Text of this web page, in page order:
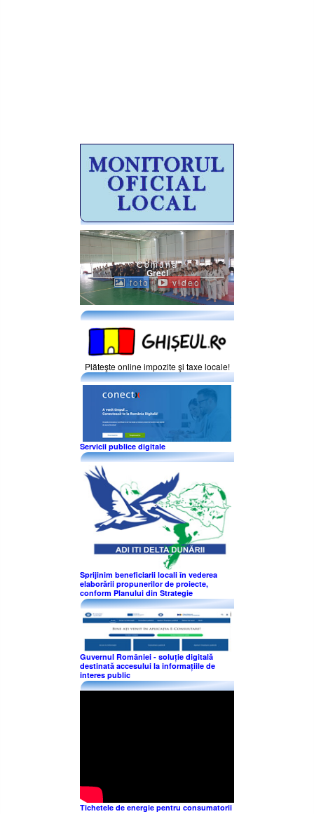
Comuna
Greci
foto video
Plăteşte online impozite şi taxe locale!
Servicii publice digitale
Sprijinim beneficiarii locali în vederea
elaborării propunerilor de proiecte,
conform Planului din Strategie
Guvernul României - soluție digitală
destinată accesului la informațiile de
interes public
Tichetele de energie pentru consumatorii